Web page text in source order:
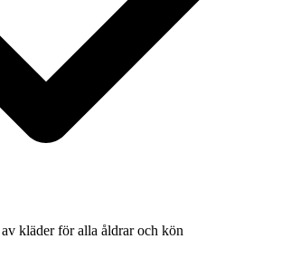
kläder för alla åldrar och kön